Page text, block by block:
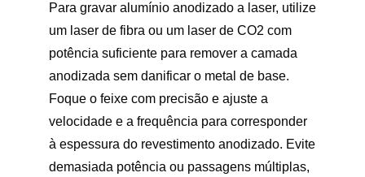
Para gravar alumínio anodizado a laser, utilize
um laser de fibra ou um laser de CO2 com
potência suficiente para remover a camada
anodizada sem danificar o metal de base.
Foque o feixe com precisão e ajuste a
velocidade e a frequência para corresponder
à espessura do revestimento anodizado. Evite
demasiada potência ou passagens múltiplas,